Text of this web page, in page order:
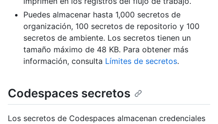
Puedes almacenar hasta 1,000 secretos de
organización, 100 secretos de repositorio y 100
secretos de ambiente. Los secretos tienen un
tamaño máximo de 48 KB. Para obtener más
información, consulta Límites de secretos.
Codespaces secretos
Los secretos de Codespaces almacenan credenciales